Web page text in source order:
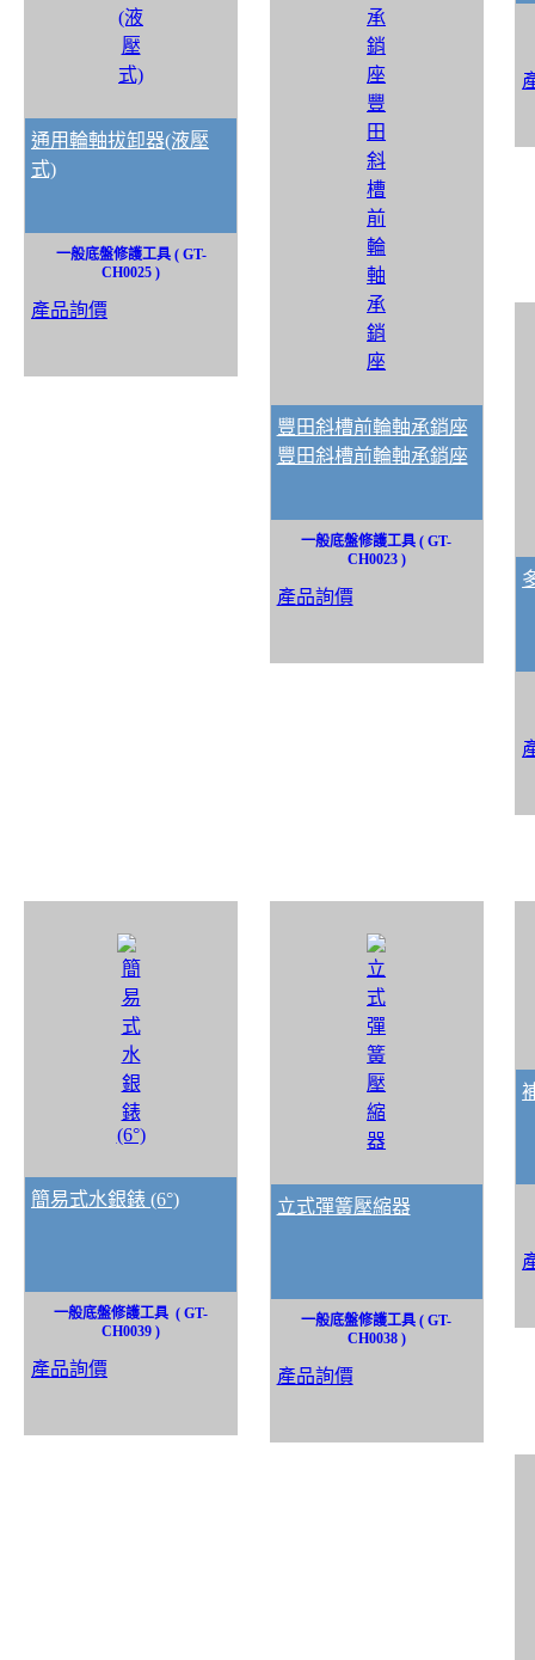
通用輪軸拔卸器(液壓
式)
一般底盤修護工具 ( GT-
CH0025 )
產品詢價
豐田斜槽前輪軸承銷座
豐田斜槽前輪軸承銷座
一般底盤修護工具 ( GT-
CH0023 )
產品詢價
簡易式水銀錶 (6°)
一般底盤修護工具 ( GT-
CH0039 )
產品詢價
立式彈簧壓縮器
一般底盤修護工具 ( GT-
CH0038 )
產品詢價